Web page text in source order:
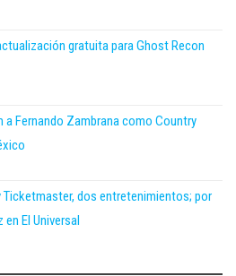
gratuita para Ghost Recon
a Fernando Zambrana como Country
Ticketmaster, dos entretenimientos; por
El Universal